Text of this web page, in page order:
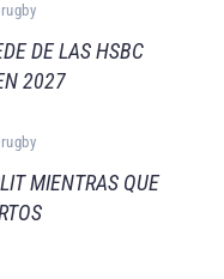
DE LAS HSBC
2027
MIENTRAS QUE